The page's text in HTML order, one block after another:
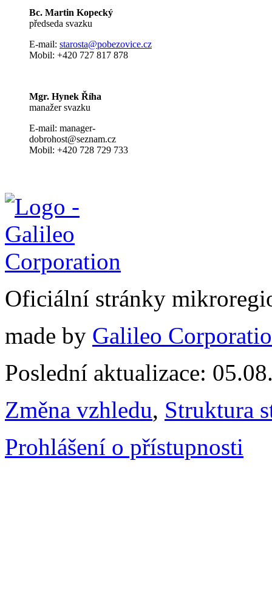
Bc. Martin Kopecký
předseda svazku
E-mail: starosta@pobezovice.cz
Mobil: +420 727 817 878
Mgr. Hynek Říha
manažer svazku
E-mail: manager-
dobrohost@seznam.cz
Mobil: +420 728 729 733
Oficiální stránky
made by Galileo
Poslední aktualizace:
Změna vzhledu, Struktura
Prohlášení o přístupnosti